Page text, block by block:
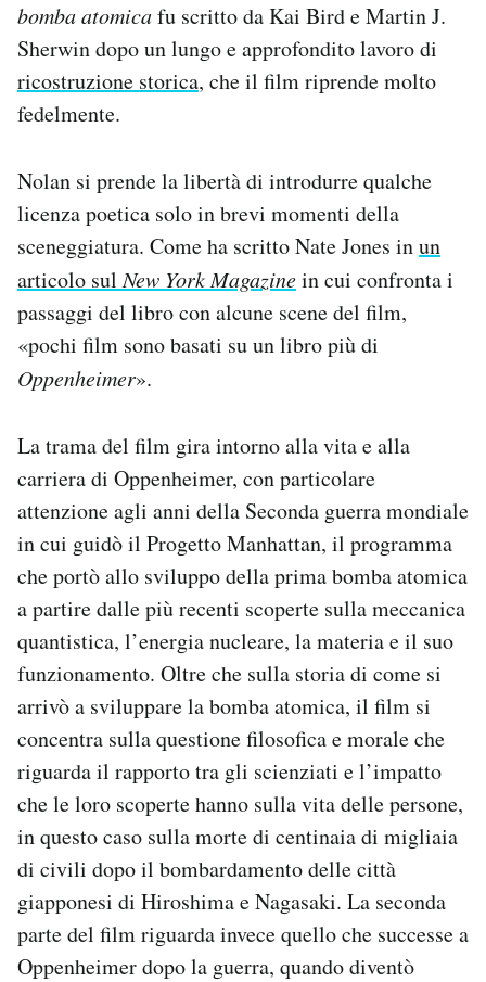
Hai bisogno di aiuto?
Esci
bomba atomicafu scritto da Kai Bird e Martin J.
Sherwin dopo un lungo e approfondito lavoro di
ricostruzione storica, che il film riprende molto
fedelmente.
Nolan si prende la libertà di introdurre qualche
licenza poetica solo in brevi momenti della
sceneggiatura. Come ha scritto Nate Jones inun
articolo sulNew York Magazinein cui confronta i
passaggi del libro con alcune scene del film,
«pochi film sono basati su un libro più di
Oppenheimer».
La trama del film gira intorno alla vita e alla
carriera di Oppenheimer, con particolare
attenzione agli anni della Seconda guerra mondiale
in cui guidò il Progetto Manhattan, il programma
che portò allo sviluppo della prima bomba atomica
a partire dalle più recenti scoperte sulla meccanica
quantistica, l’energia nucleare, la materia e il suo
funzionamento. Oltre che sulla storia di come si
arrivò a sviluppare la bomba atomica, il film si
concentra sulla questione filosofica e morale che
riguarda il rapporto tra gli scienziati e l’impatto
che le loro scoperte hanno sulla vita delle persone,
in questo caso sulla morte di centinaia di migliaia
di civili dopo il bombardamento delle città
giapponesi di Hiroshima e Nagasaki. La seconda
parte del film riguarda invece quello che successe a
Oppenheimer dopo la guerra, quando diventò